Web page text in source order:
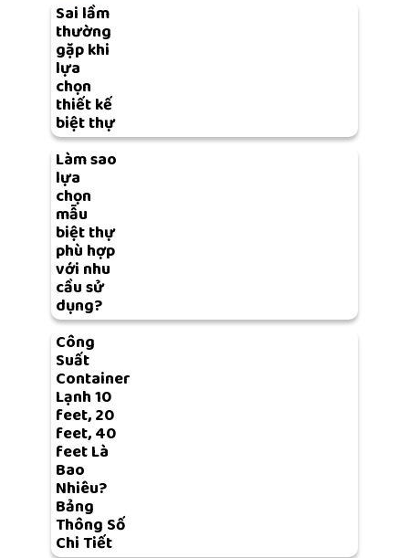
Sai lầm
thường
gặp khi
lựa
chọn
thiết kế
biệt thự
Làm sao
lựa
chọn
mẫu
biệt thự
phù hợp
với nhu
cầu sử
dụng?
Công
Suất
Container
Lạnh 10
feet, 20
feet, 40
feet Là
Bao
Nhiêu?
Bảng
Thông Số
Chi Tiết